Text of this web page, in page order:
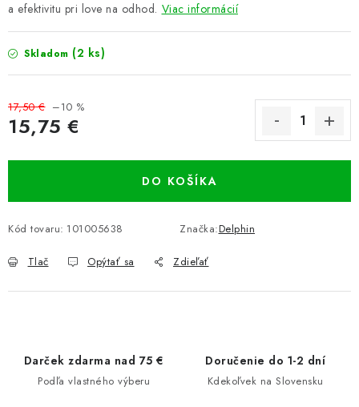
ZNAČKY
Navštívte našu predajňu vo Dvoroch nad Žitavou »
a efektivitu pri love na odhod. Viac informácií
Skladom (2 ks)
17,50 € –10 %
15,75 €
DO KOŠÍKA
Kód tovaru: 101005638 Značka:Delphin
Tlač Opýtať sa Zdieľať
Darček zdarma nad 75 €
Podľa vlastného výberu
Doručenie do 1-2 dní
Kdekoľvek na Slovensku